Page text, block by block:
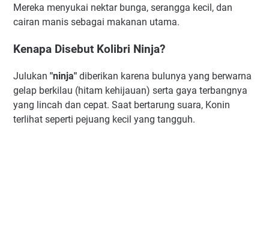
Mereka menyukai nektar bunga, serangga kecil, dan
cairan manis sebagai makanan utama.
Kenapa Disebut Kolibri Ninja?
Julukan "ninja" diberikan karena bulunya yang berwarna
gelap berkilau (hitam kehijauan) serta gaya terbangnya
yang lincah dan cepat. Saat bertarung suara, Konin
terlihat seperti pejuang kecil yang tangguh.